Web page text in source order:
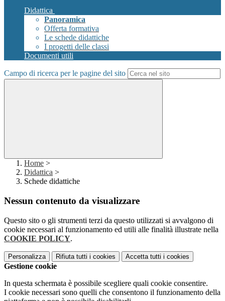
Didattica
Panoramica
Offerta formativa
Le schede didattiche
I progetti delle classi
Documenti utili
Campo di ricerca per le pagine del sito
Home >
Didattica >
Schede didattiche
Nessun contenuto da visualizzare
Questo sito o gli strumenti terzi da questo utilizzati si avvalgono di
cookie necessari al funzionamento ed utili alle finalità illustrate nella
COOKIE POLICY.
Personalizza Rifiuta tutti i cookies Accetta tutti i cookies
Gestione cookie
In questa schermata è possibile scegliere quali cookie consentire.
I cookie necessari sono quelli che consentono il funzionamento della